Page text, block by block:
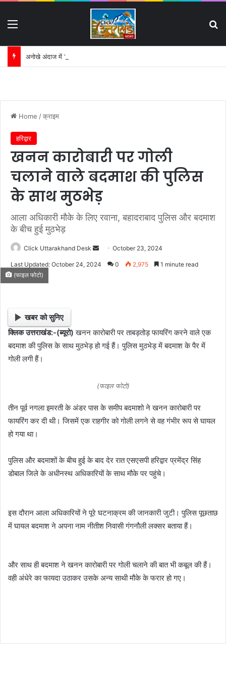
अनोखे अंदाज में “जेसीबी” लेकर पहुंचे भाजपा नेता सुबोध राकेश:
Home /क्राइम
हरिद्वार
खनन कारोबारी पर गोली
चलाने वाले बदमाश की पुलिस
के साथ मुठभेड़
आला अधिकारी मौके के लिए रवाना, बहादराबाद पुलिस और बदमाश
के बीच हुई मुठभेड़
Click Uttarakhand Desk
e
m
a
October 23, 2024
Last Updated: October 24, 2024 0 2,975 1 minute read
(फाइल फोटो)
खबर को सुनिए
क्लिक उत्तराखंड:-(ब्यूरो) खनन कारोबारी पर ताबड़तोड़ फायरिंग करने वाले एक
बदमाश की पुलिस के साथ मुठभेड़ हो गई हैं। पुलिस मुठभेड़ में बदमाश के पैर में
गोली लगी हैं।
(फाइल फोटो)
तीन पूर्व नगला इमरती के अंडर पास के समीप बदमाशो ने खनन कारोबारी पर
फायरिंग कर दी थी। जिसमें एक राहगीर को गोली लगने से वह गंभीर रूप से घायल
हो गया था।
पुलिस और बदमाशों के बीच हुई के बाद देर रात एसएसपी हरिद्वार प्रमेंद्र सिंह
डोबाल जिले के अधीनस्थ अधिकारियों के साथ मौके पर पहुंचे।
इस दौरान आला अधिकारियों ने पूरे घटनाक्रम की जानकारी जुटी। पुलिस पूछताछ
में घायल बदमाश ने अपना नाम नीतीश निवासी गंगनौली लक्सर बताया हैं।
और साथ ही बदमाश ने खनन कारोबारी पर गोली चलाने की बात भी कबूल की हैं।
वही अंधेरे का फायदा उठाकर उसके अन्य साथी मौके के फरार हो गए।